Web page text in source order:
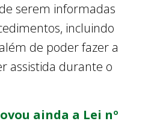
serem informadas
incluindo
de poder fazer a
assistida durante o
ainda a Lei nº